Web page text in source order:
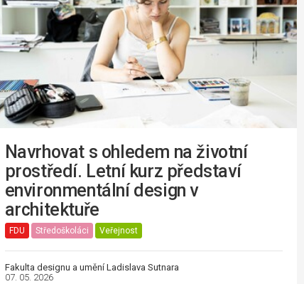
Navrhovat s ohledem na životní
prostředí. Letní kurz představí
environmentální design v
architektuře
FDU Středoškoláci Veřejnost
Fakulta designu a umění Ladislava Sutnara
07. 05. 2026